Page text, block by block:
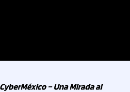
– Una Mirada al